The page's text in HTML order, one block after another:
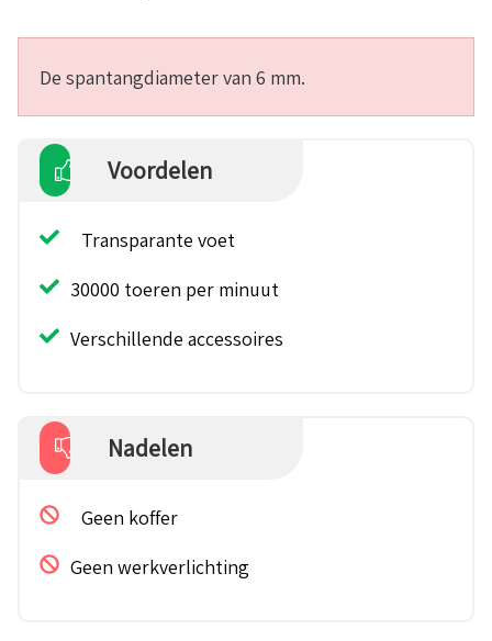
De spantangdiameter van 6 mm.
Voordelen
Transparante voet
30000 toeren per minuut
Verschillende accessoires
Nadelen
Geen koffer
Geen werkverlichting